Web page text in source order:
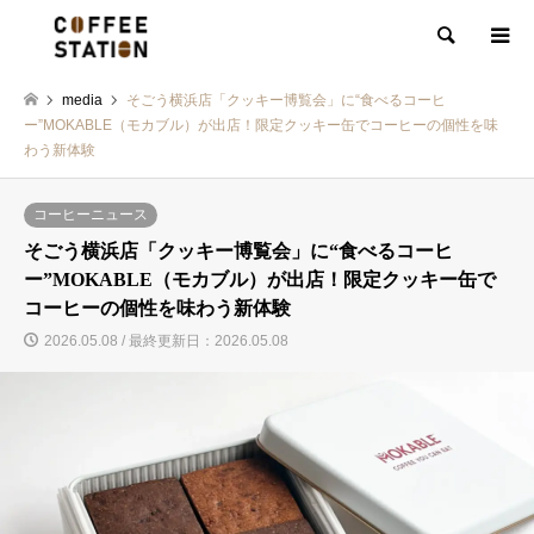
検索
media
そごう横浜店「クッキー博覧会」に“食べるコーヒ
ー”MOKABLE（モカブル）が出店！限定クッキー缶でコーヒーの個性を味
わう新体験
コーヒーニュース
そごう横浜店「クッキー博覧会」に“食べるコーヒ
ー”MOKABLE（モカブル）が出店！限定クッキー缶で
コーヒーの個性を味わう新体験
2026.05.08 / 最終更新日：2026.05.08